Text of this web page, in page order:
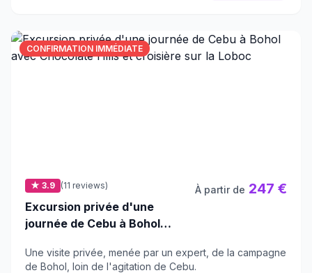
CONFIRMATION IMMÉDIATE
★ 3.9 (11 reviews)
Excursion privée d'une
journée de Cebu à Bohol
croisière sur la Loboc
À partir de 247 €
Une visite privée, menée par un expert, de la campagne
de Bohol, loin de l'agitation de Cebu.